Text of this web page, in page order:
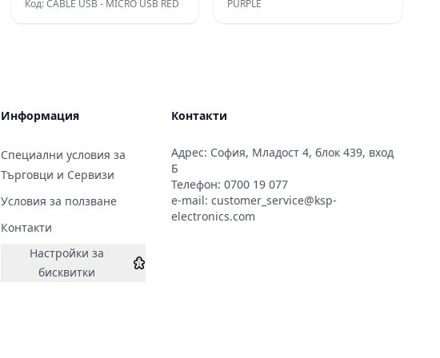
Код: CABLE USB - MICRO USB RED
PURPLE
Информация
Специални условия за
Търговци и Сервизи
Условия за ползване
Контакти
Настройки за
бисквитки
Контакти
Адрес: София, Младост 4, блок 439, вход
Б
Телефон: 0700 19 077
e-mail: customer_service@ksp-
electronics.com